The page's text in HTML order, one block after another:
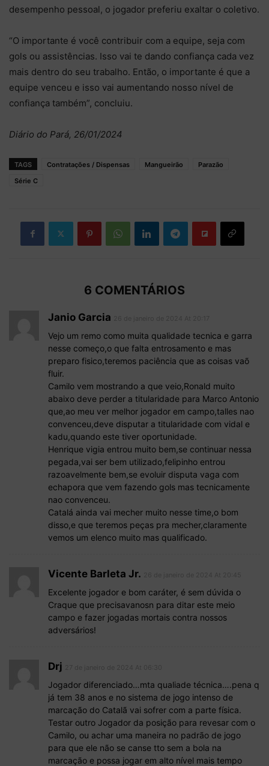
desempenho pessoal, o jogador preferiu exaltar o coletivo.
“O importante é você contribuir com a equipe, seja com
gols ou assistências. Isso vai te dando confiança cada vez
mais dentro do seu trabalho. Então, o importante é que a
equipe venceu e isso vai aumentando nosso nível de
confiança também”, concluiu.
Diário do Pará, 26/01/2024
TAGS Contratações / Dispensas Mangueirão
Parazão
Série C
6 COMENTÁRIOS
Janio Garcia
Vejo um remo como muita qualidade tecnica e garra
nesse começo,o que falta entrosamento e mas
preparo fisico,teremos paciência que as coisas vaõ
fluir.
Camilo vem mostrando a que veio,Ronald muito
abaixo deve perder a titularidade para Marco Antonio
que,ao meu ver melhor jogador em campo,talles nao
convenceu,deve disputar a titularidade com vidal e
kadu,quando este tiver oportunidade.
Henrique vigia entrou muito bem,se continuar nessa
pegada,vai ser bem utilizado,felipinho entrou
razoavelmente bem,se evoluir disputa vaga com
echapora que vem fazendo gols mas tecnicamente
nao convenceu.
Catalá ainda vai mecher muito nesse time,o bom
disso,e que teremos peças pra mecher,claramente
vemos um elenco muito mas qualificado.
Vicente Barleta Jr.
Excelente jogador e bom caráter, é sem dúvida o
Craque que precisavanosn para ditar este meio
campo e fazer jogadas mortais contra nossos
adversários!
Drj
Jogador diferenciado…mta qualiade técnica….pena q
já tem 38 anos e no sistema de jogo intenso de
marcação do Catalã vai sofrer com a parte física.
Testar outro Jogador da posição para revesar com o
Camilo, ou achar uma maneira no padrão de jogo
para que ele não se canse tto sem a bola na
marcação e possa jogar em alto nível mais tempo